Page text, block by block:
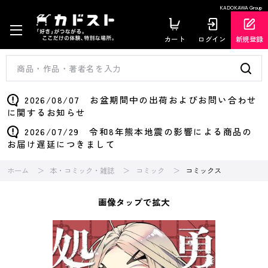
KADOKAWA Group
カート ログイン 新規登録
2026/08/07 お盆期間中の出荷およびお問い合わせ
に関するお知らせ
2026/07/29 令和8年熊本地震の影響による商品の
お届け遅延につきまして
ホーム 本・コミック・雑誌 コミック コミックス
画像タップで拡大